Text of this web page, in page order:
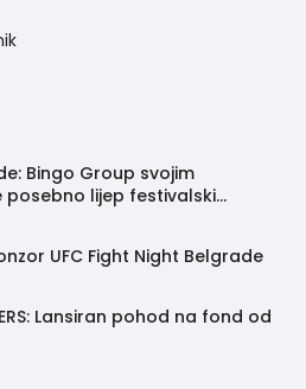
Bingo Group svojim
posebno lijep festivalski
UFC Fight Night Belgrade
Lansiran pohod na fond od